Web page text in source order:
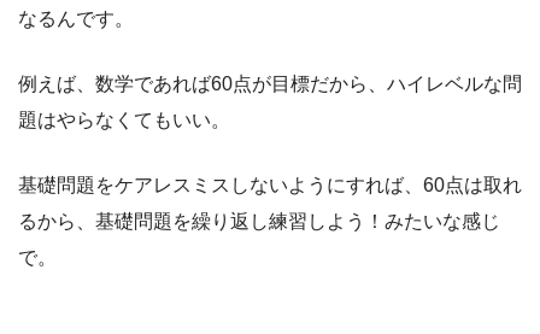
なるんです。
例えば、数学であれば60点が目標だから、ハイレベルな問
題はやらなくてもいい。
基礎問題をケアレスミスしないようにすれば、60点は取れ
るから、基礎問題を繰り返し練習しよう！みたいな感じ
で。